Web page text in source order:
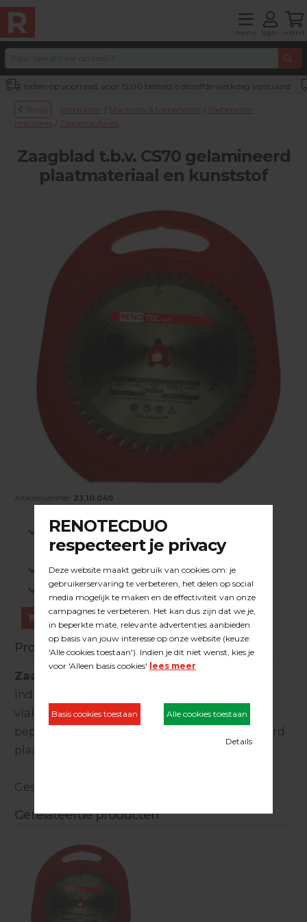
menu login mand
Indien op voorraad, voor 15:00 besteld is dezelfde werkdag verstuurd
Terug Producten / Machines & toebehoren / Toebehoren
machines / Zaagmachines
Zaagblad t.b.v. CS70 gelamineerd
plaatmateriaal en kunststof
Artikelnummer: 23.10.040
Indien op voorraad, voor 15:00 besteld is
dezelfde werkdag verstuurd.
Gratis verzending in NL vanaf €200,-
Log in om prijzen te zien.
Bestellen
Productinformatie
Zaagblad HW 250x30x60t
Industriële HW platenzaag met trapezium-
vlaktanden. Geschikt voor één of tweezijdig
beplakte plaatmaterialen of fineer gelamineerd
plaatmateriaal en kunststoffen.
Geschikt voor de Festool CS70 zaagtafel.
Gerelateerde producten